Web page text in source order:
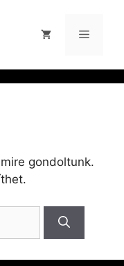
gondoltunk.